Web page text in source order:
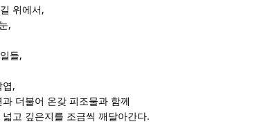
위에서 ,
,
들,
,
과 더불어 온갖 피조물과 함께
고 깊은지를 조금씩 깨달아간다.